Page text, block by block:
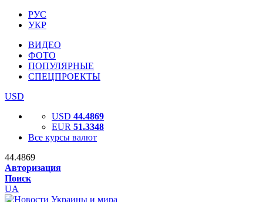
РУС
УКР
ВИДЕО
ФОТО
ПОПУЛЯРНЫЕ
СПЕЦПРОЕКТЫ
USD
USD 44.4869
EUR 51.3348
Все курсы валют
44.4869
Авторизация
Поиск
UA